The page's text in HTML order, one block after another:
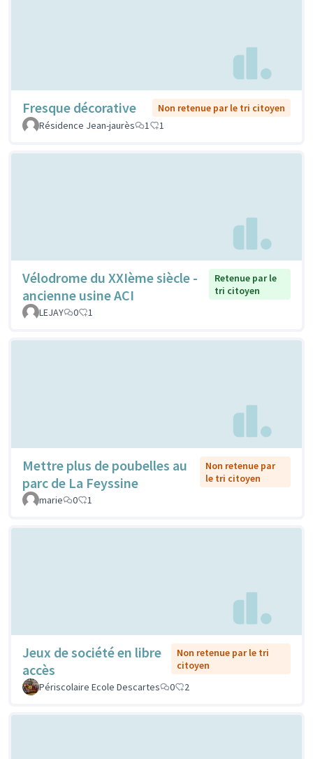
Fresque décorative
Non retenue par le tri citoyen
Résidence Jean-jaurès
1 1
Vélodrome du XXIème siècle -
ancienne usine ACI
Retenue par le
tri citoyen
LEJAY
0 1
Mettre plus de poubelles au
parc de La Feyssine
Non retenue par
le tri citoyen
marie
0 1
Jeux de société en libre
accès
Non retenue par le tri
citoyen
Périscolaire Ecole Descartes
0 2